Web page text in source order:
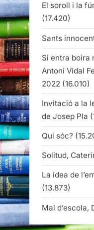
El soroll i la
(17.420)
Sants
Si entra boira
Antoni Vidal
2022 (16.010)
Invitació a la
de Josep Pla
Qui sóc?
Solitud,
La idea de
(13.873)
Mal d’escola,